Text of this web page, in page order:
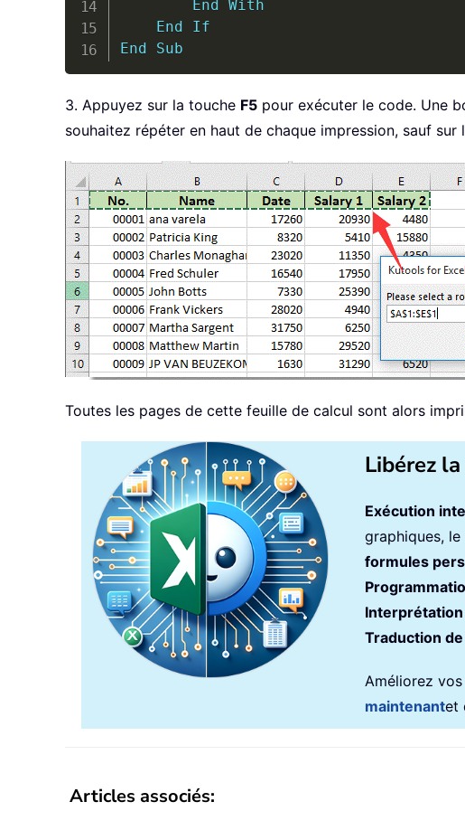
End
With
End
If
End
Sub
3. Appuyez sur la touche F5 pour exécuter le code. Une
souhaitez répéter en haut de chaque impression, sauf
Toutes les pages de cette feuille de calcul sont alors
Libérez
Exécution
graphiques,
formules
Traduction
Améliorez
maintenantet
Articles associés: